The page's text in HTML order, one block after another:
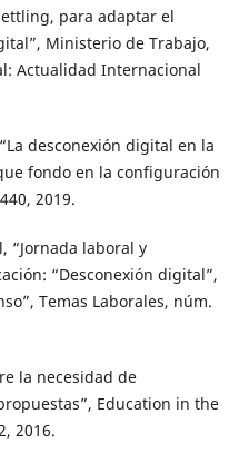
para adaptar el
Ministerio de Trabajo,
Actualidad Internacional
desconexión digital en la
fondo en la configuración
2019.
“Jornada laboral y
“Desconexión digital”,
Temas Laborales, núm.
la necesidad de
Education in the
2016.